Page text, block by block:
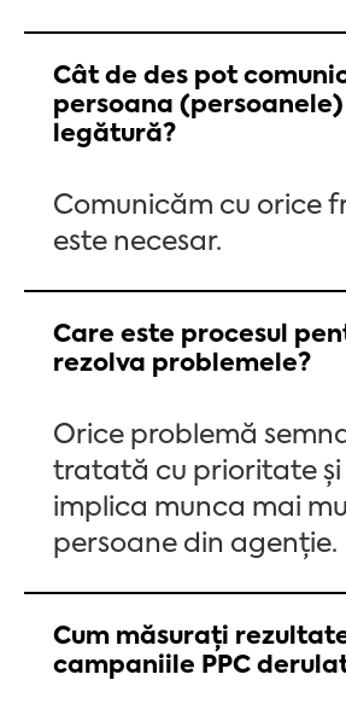
Cât de des pot
persoana (persoanele)
legătură?
Comunicăm cu orice
este necesar.
Care este procesul
rezolva problemele?
Orice problemă
tratată cu prioritate
implica munca mai
persoane din agenție.
Cum măsurați
campaniile PPC